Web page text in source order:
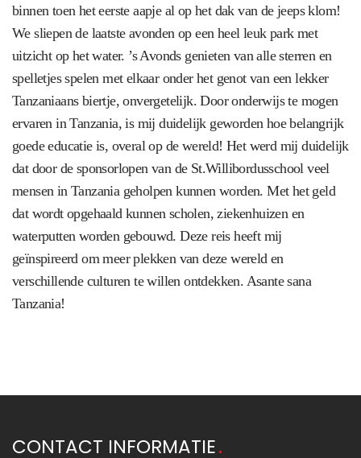
binnen toen het eerste aapje al op het dak van de jeeps klom!
We sliepen de laatste avonden op een heel leuk park met
uitzicht op het water. ’s Avonds genieten van alle sterren en
spelletjes spelen met elkaar onder het genot van een lekker
Tanzaniaans biertje, onvergetelijk. Door onderwijs te mogen
ervaren in Tanzania, is mij duidelijk geworden hoe belangrijk
goede educatie is, overal op de wereld! Het werd mij duidelijk
dat door de sponsorlopen van de St.Willibordusschool veel
mensen in Tanzania geholpen kunnen worden. Met het geld
dat wordt opgehaald kunnen scholen, ziekenhuizen en
waterputten worden gebouwd. Deze reis heeft mij
geïnspireerd om meer plekken van deze wereld en
verschillende culturen te willen ontdekken. Asante sana
Tanzania!
CONTACT INFORMATIE